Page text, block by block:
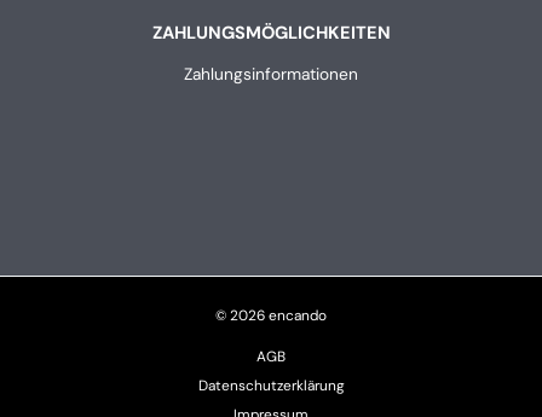
ZAHLUNGSMÖGLICHKEITEN
Zahlungsinformationen
© 2026 encando
AGB
Datenschutzerklärung